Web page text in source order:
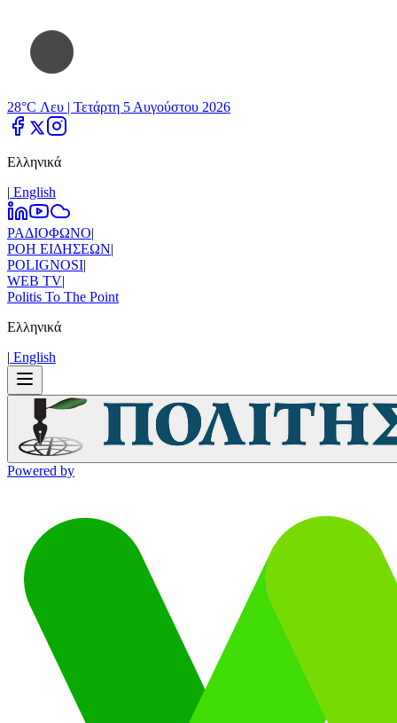
28°C Λευ | Τετάρτη 5 Αυγούστου 2026
Ελληνικά
| Εnglish
ΡΑΔΙΟΦΩΝΟ|
ΡΟΗ ΕΙΔΗΣΕΩΝ|
POLIGNOSI|
WEB TV|
Politis To The Point
Ελληνικά
| Εnglish
Powered by